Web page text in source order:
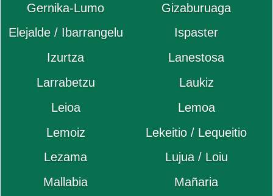
Gernika-Lumo
Gizaburuaga
Elejalde / Ibarrangelu
Ispaster
Izurtza
Lanestosa
Larrabetzu
Laukiz
Leioa
Lemoa
Lemoiz
Lekeitio / Lequeitio
Lezama
Lujua / Loiu
Mallabia
Mañaria